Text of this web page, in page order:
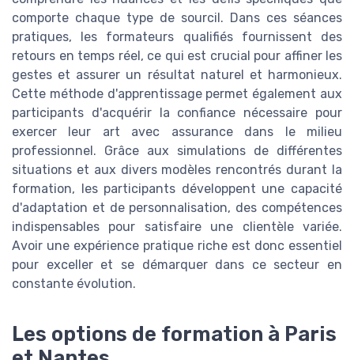
comporte chaque type de sourcil. Dans ces séances
pratiques, les formateurs qualifiés fournissent des
retours en temps réel, ce qui est crucial pour affiner les
gestes et assurer un résultat naturel et harmonieux.
Cette méthode d'apprentissage permet également aux
participants d'acquérir la confiance nécessaire pour
exercer leur art avec assurance dans le milieu
professionnel. Grâce aux simulations de différentes
situations et aux divers modèles rencontrés durant la
formation, les participants développent une capacité
d'adaptation et de personnalisation, des compétences
indispensables pour satisfaire une clientèle variée.
Avoir une expérience pratique riche est donc essentiel
pour exceller et se démarquer dans ce secteur en
constante évolution.
Les options de formation à Paris